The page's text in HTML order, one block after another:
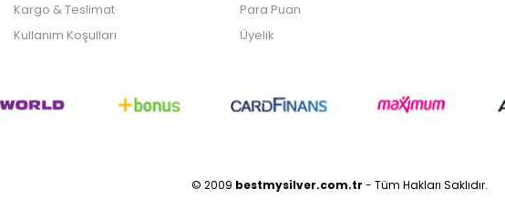
Kargo & Teslimat
Kullanım Koşulları
Para Puan
Üyelik
© 2009 bestmysilver.com.tr - Tüm Hakları Saklıdır.